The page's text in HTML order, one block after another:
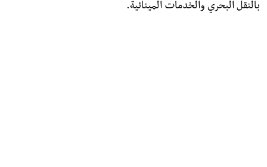
بالنقل البحري والخدمات المينائية.